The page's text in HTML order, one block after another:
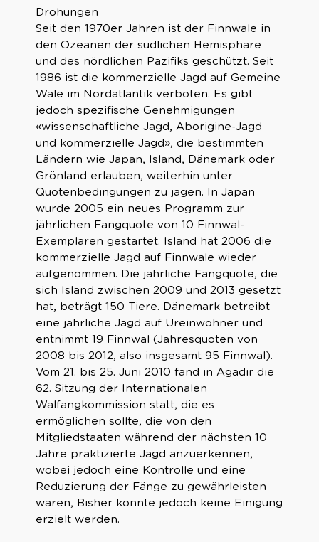
Drohungen
Seit den 1970er Jahren ist der Finnwale in
den Ozeanen der südlichen Hemisphäre
und des nördlichen Pazifiks geschützt. Seit
1986 ist die kommerzielle Jagd auf Gemeine
Wale im Nordatlantik verboten. Es gibt
jedoch spezifische Genehmigungen
«wissenschaftliche Jagd, Aborigine-Jagd
und kommerzielle Jagd», die bestimmten
Ländern wie Japan, Island, Dänemark oder
Grönland erlauben, weiterhin unter
Quotenbedingungen zu jagen. In Japan
wurde 2005 ein neues Programm zur
jährlichen Fangquote von 10 Finnwal-
Exemplaren gestartet. Island hat 2006 die
kommerzielle Jagd auf Finnwale wieder
aufgenommen. Die jährliche Fangquote, die
sich Island zwischen 2009 und 2013 gesetzt
hat, beträgt 150 Tiere. Dänemark betreibt
eine jährliche Jagd auf Ureinwohner und
entnimmt 19 Finnwal (Jahresquoten von
2008 bis 2012, also insgesamt 95 Finnwal).
Vom 21. bis 25. Juni 2010 fand in Agadir die
62. Sitzung der Internationalen
Walfangkommission statt, die es
ermöglichen sollte, die von den
Mitgliedstaaten während der nächsten 10
Jahre praktizierte Jagd anzuerkennen,
wobei jedoch eine Kontrolle und eine
Reduzierung der Fänge zu gewährleisten
waren, Bisher konnte jedoch keine Einigung
erzielt werden.